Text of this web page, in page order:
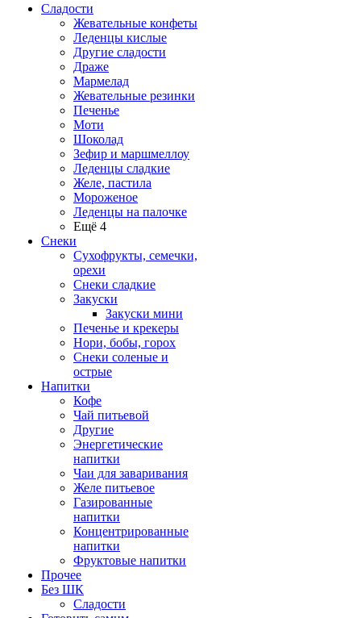
Сладости
Жевательные конфеты
Леденцы кислые
Другие сладости
Драже
Мармелад
Жевательные резинки
Печенье
Моти
Шоколад
Зефир и маршмеллоу
Леденцы сладкие
Желе, пастила
Мороженое
Леденцы на палочке
Ещё 4
Снеки
Сухофрукты, семечки,
орехи
Снеки сладкие
Закуски
Закуски мини
Печенье и крекеры
Нори, бобы, горох
Снеки соленые и
острые
Напитки
Кофе
Чай питьевой
Другие
Энергетические
напитки
Чаи для заваривания
Желе питьевое
Газированные
напитки
Концентрированные
напитки
Фруктовые напитки
Прочее
Без ШК
Сладости